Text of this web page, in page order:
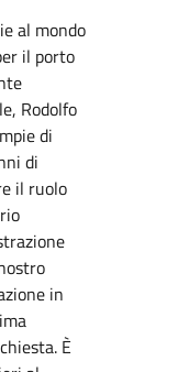
al mondo
il porto
Rodolfo
di
di
il ruolo
in
È